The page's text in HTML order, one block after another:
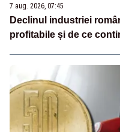
7 aug. 2026, 07:45
Declinul industriei
profitabile și de ce